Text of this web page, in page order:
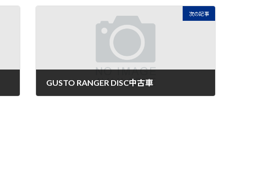
次の記事
GUSTO RANGER DISC中古車